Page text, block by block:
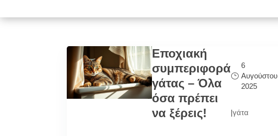
Εποχιακή
συμπεριφορά
γάτας – Όλα
όσα πρέπει
να ξέρεις!
6
Αυγούστου
2025
|γάτα